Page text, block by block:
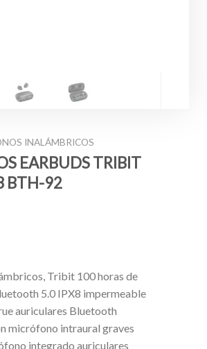
INALÁMBRICOS
EARBUDS TRIBIT
BTH-92
Tribit 100 horas de
5.0 IPX8 impermeable
auriculares Bluetooth
micrófono intraural graves
integrado auriculares